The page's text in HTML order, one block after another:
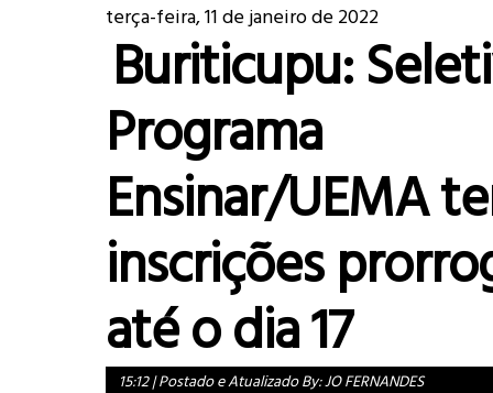
terça-feira, 11 de janeiro de 2022
Buriticupu:
Programa
Ensinar/UEMA
inscrições
até o dia 17
15:12|Postado e Atualizado By:JO FERNANDES